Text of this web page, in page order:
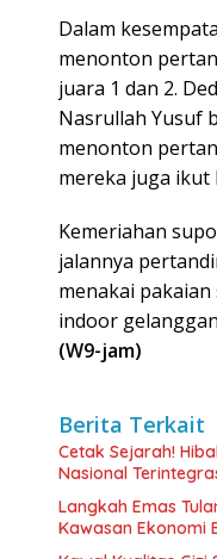
Dalam
menonton
juara 1 dan 2.
Nasrullah Yusuf
menonton
mereka juga ikut
Kemeriahan
jalannya
menakai
indoor
(W9-jam)
Berita Terkait
Cetak Sejarah!
Nasional
Langkah Emas
Kawasan Ekonomi